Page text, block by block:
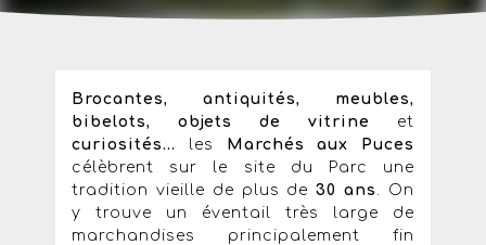
Brocantes, antiquités, meubles,
bibelots, objets de vitrine
et
curiosités... les Marchés aux Puces
célèbrent sur le site du Parc une
tradition vieille de plus de30 ans
. On
y trouve un éventail très large de
marchandises principalement fin